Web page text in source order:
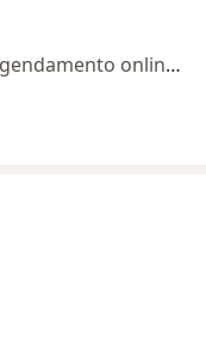
Esse especialista não oferece agendamento online para esse endereço.